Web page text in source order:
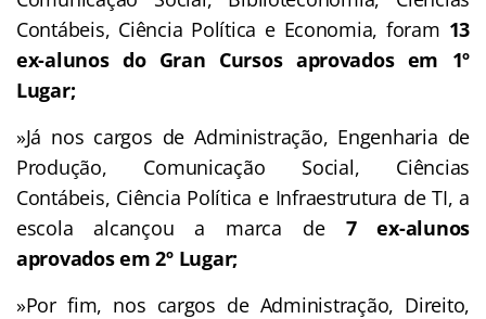
Contábeis, Ciência Política e Economia, foram 13
ex-alunos do Gran Cursos aprovados em 1º
Lugar;
»Já nos cargos de Administração, Engenharia de
Produção, Comunicação Social, Ciências
Contábeis, Ciência Política e Infraestrutura de TI, a
escola alcançou a marca de 7 ex-alunos
aprovados em 2º Lugar;
»Por fim, nos cargos de Administração, Direito,